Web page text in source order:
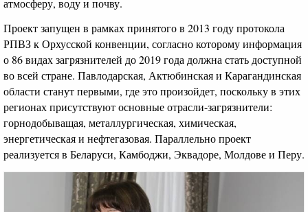
Проект запущен в рамках принятого в 2013 году протокола
РПВЗ к Орхусской конвенции, согласно которому информация
о 86 видах загрязнителей до 2019 года должна стать доступной
во всей стране. Павлодарская, Актюбинская и Карагандинская
области станут первыми, где это произойдет, поскольку в этих
регионах присутствуют основные отрасли-загрязнители:
горнодобыващая, металлургическая, химическая,
энергетическая и нефтегазовая. Параллельно проект
реализуется в Беларуси, Камбоджи, Эквадоре, Молдове и Перу.